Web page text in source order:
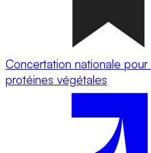
Concertation nationale
protéines végétales